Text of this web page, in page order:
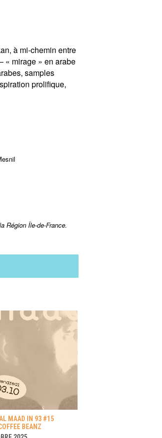
à mi-chemin entre
« mirage » en arabe
samples
prolifique,
Région Île-de-France.
MAAD IN 93 #15
BEANZ